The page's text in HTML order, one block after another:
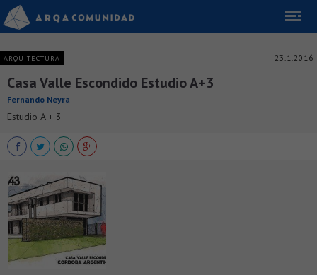
ARQUITECTURA 23.1.2016
Casa Valle Escondido Estudio A+3
Fernando Neyra
Estudio A + 3